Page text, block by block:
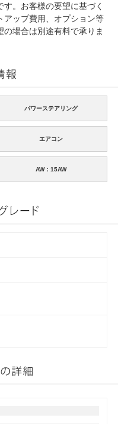
。お客様の要望に基づく
アップ費用、オプション等
場合は別途有料で承りま
パワーステアリング
エアコン
AW：15AW